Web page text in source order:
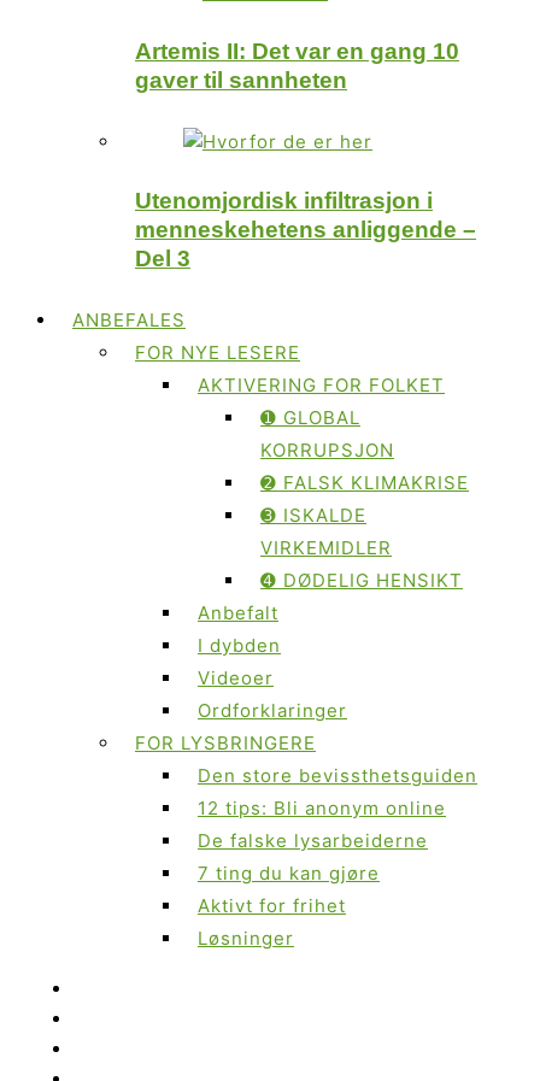
Artemis II: Det var en gang 10
gaver til sannheten
Utenomjordisk infiltrasjon i
menneskehetens anliggende –
Del 3
ANBEFALES
FOR NYE LESERE
AKTIVERING FOR FOLKET
➊ GLOBAL
KORRUPSJON
➋ FALSK KLIMAKRISE
➌ ISKALDE
VIRKEMIDLER
➍ DØDELIG HENSIKT
Anbefalt
I dybden
Videoer
Ordforklaringer
FOR LYSBRINGERE
Den store bevissthetsguiden
12 tips: Bli anonym online
De falske lysarbeiderne
7 ting du kan gjøre
Aktivt for frihet
Løsninger